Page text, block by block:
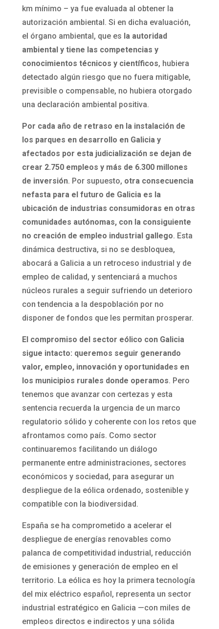
km mínimo – ya fue evaluada al obtener la
autorización ambiental. Si en dicha evaluación,
el órgano ambiental, que es la autoridad
ambiental y tiene las competencias y
conocimientos técnicos y científicos, hubiera
detectado algún riesgo que no fuera mitigable,
previsible o compensable, no hubiera otorgado
una declaración ambiental positiva.
Por cada año de retraso en la instalación de
los parques en desarrollo en Galicia y
afectados por esta judicialización se dejan de
crear 2.750 empleos y más de 6.300 millones
de inversión. Por supuesto, otra consecuencia
nefasta para el futuro de Galicia es la
ubicación de industrias consumidoras en otras
comunidades autónomas, con la consiguiente
no creación de empleo industrial gallego. Esta
dinámica destructiva, si no se desbloquea,
abocará a Galicia a un retroceso industrial y de
empleo de calidad, y sentenciará a muchos
núcleos rurales a seguir sufriendo un deterioro
con tendencia a la despoblación por no
disponer de fondos que les permitan prosperar.
El compromiso del sector eólico con Galicia
sigue intacto: queremos seguir generando
valor, empleo, innovación y oportunidades en
los municipios rurales donde operamos. Pero
tenemos que avanzar con certezas y esta
sentencia recuerda la urgencia de un marco
regulatorio sólido y coherente con los retos que
afrontamos como país. Como sector
continuaremos facilitando un diálogo
permanente entre administraciones, sectores
económicos y sociedad, para asegurar un
despliegue de la eólica ordenado, sostenible y
compatible con la biodiversidad.
España se ha comprometido a acelerar el
despliegue de energías renovables como
palanca de competitividad industrial, reducción
de emisiones y generación de empleo en el
territorio. La eólica es hoy la primera tecnología
del mix eléctrico español, representa un sector
industrial estratégico en Galicia —con miles de
empleos directos e indirectos y una sólida